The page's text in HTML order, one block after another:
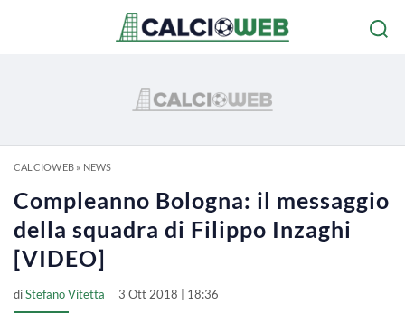
CALCIOWEB» NEWS
Compleanno Bologna: il messaggio
della squadra di Filippo Inzaghi
[VIDEO]
diStefano Vitetta 3 Ott 2018 | 18:36